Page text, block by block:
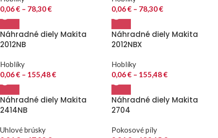
0,06€ – 78,30€
0,06€ – 78,30€
Náhradné diely Makita
2012NB
Hoblíky
0,06€ – 155,48€
Náhradné diely Makita
2012NBX
Hoblíky
0,06€ – 155,48€
Náhradné diely Makita
2414NB
Uhlové brúsky
Náhradné diely Makita
2704
Pokosové píly